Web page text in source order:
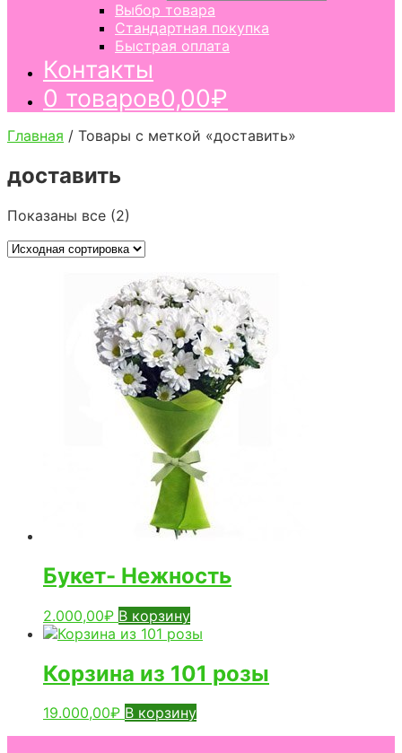
Выбор товара
Стандартная покупка
Быстрая оплата
Контакты
0 товаров0,00₽
Главная / Товары с меткой «доставить»
доставить
Показаны все (2)
Букет- Нежность
2.000,00₽ В корзину
Корзина из 101 розы
19.000,00₽ В корзину